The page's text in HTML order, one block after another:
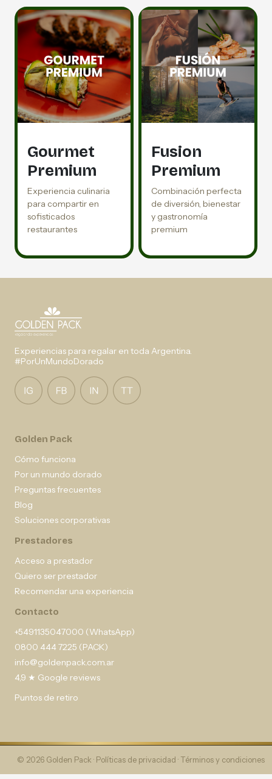
Gourmet
Premium
Experiencia culinaria
para compartir en
sofisticados
restaurantes
Fusion
Premium
Combinación perfecta
de diversión, bienestar
y gastronomía
premium
Experiencias para regalar en toda Argentina.
#PorUnMundoDorado
Golden Pack
Cómo funciona
Por un mundo dorado
Preguntas frecuentes
Blog
Soluciones corporativas
Prestadores
Acceso a prestador
Quiero ser prestador
Recomendar una experiencia
Contacto
+5491135047000 (WhatsApp)
0800 444 7225 (PACK)
info@goldenpack.com.ar
4,9 ★ Google reviews
Puntos de retiro
© 2026 Golden Pack · Políticas de privacidad · Términos y condiciones